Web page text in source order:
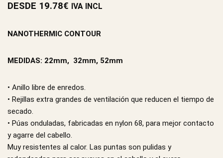
DESDE 19.78€ IVA INCL
NANOTHERMIC CONTOUR
MEDIDAS: 22mm, 32mm, 52mm
• Anillo libre de enredos.
• Rejillas extra grandes de ventilación que reducen el tiempo de
secado.
• Púas onduladas, fabricadas en nylon 68, para mejor contacto
y agarre del cabello.
Muy resistentes al calor. Las puntas son pulidas y